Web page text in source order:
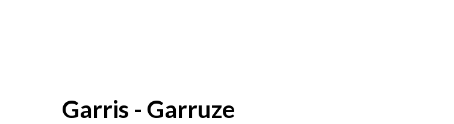
Garris - Garruze